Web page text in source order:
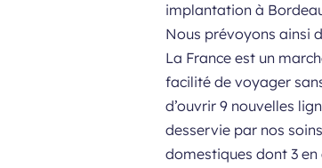
implantation à
Nous prévoyons ainsi
La France est un
facilité de voyager
d’ouvrir 9 nouvelles
desservie par nos
domestiques dont 3